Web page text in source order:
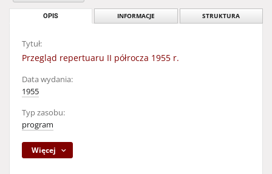
OPIS INFORMACJE STRUKTURA
Tytuł:
Przegląd repertuaru II półrocza 1955 r.
Data wydania:
1955
Typ zasobu:
program
Więcej